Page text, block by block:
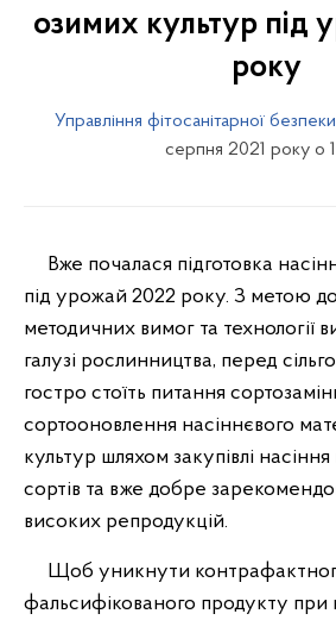
озимих культур під
року
Управління фітосанітарної безпеки
серпня 2021 року о
Вже почалася підготовка
під урожай 2022 року. З метою
методичних вимог та технології
галузі рослинництва, перед
гостро стоїть питання
сортооновлення насіннєвого
культур шляхом закупівлі
сортів та вже добре
високих репродукцій.
Щоб уникнути
фальсифікованого продукту при